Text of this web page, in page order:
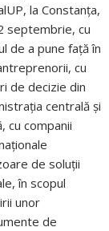
la Constanța,
septembrie, cu
de a pune față în
cu
de decizie din
centrală și
cu companii
de soluții
în scopul
unor
de